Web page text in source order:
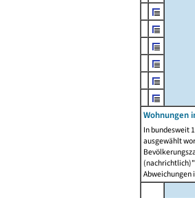
Wohnungen
In bundesweit
ausgewählt
Abweichungen